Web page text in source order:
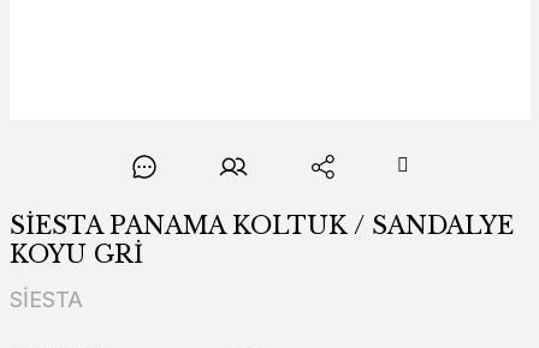
SİESTA PANAMA KOLTUK / SANDALYE
KOYU GRİ
SİESTA